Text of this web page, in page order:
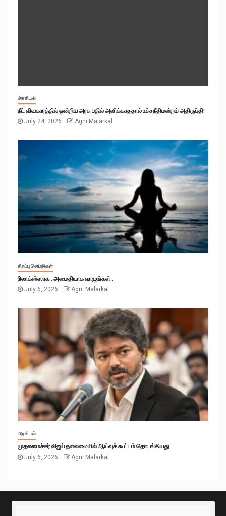
அரசியல்
நீட் விவகாரத்தில் ஒன்றிய அரசு பதில் அளிக்காததால் உச்சநீதிமன்றம் அதிருப்தி!
July 24, 2026
Agni Malarkal
சிறப்பு செய்திகள்
ரிலாக்ஸ்ஸாக.. அமைதியாக வாழுங்கள்..
July 6, 2026
Agni Malarkal
அரசியல்
முதலமைச்சர் விஜய் தலைமையில் ஆய்வுக் கூட்டம் தொடங்கியது
July 6, 2026
Agni Malarkal